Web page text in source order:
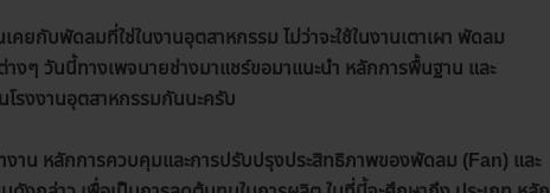
ยกับพัดลมที่ใช่ในงานอุตสาหกรรม ไม่ว่าจะใช้ในงานเตาเผา พัดลม
งๆ วันนี้ทางเพจนายช่างมาแชร์ขอมาแนะนำ หลักการพื้นฐาน และ
โรงงานอุตสาหกรรมกันนะครับ
งาน หลักการควบคุมและการปรับปรุงประสิทธิภาพของพัดลม (Fan) และ